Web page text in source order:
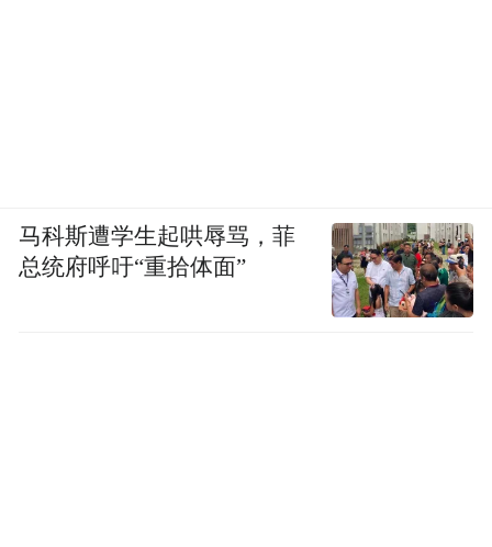
马科斯遭学生起哄辱骂，菲
总统府呼吁“重拾体面”